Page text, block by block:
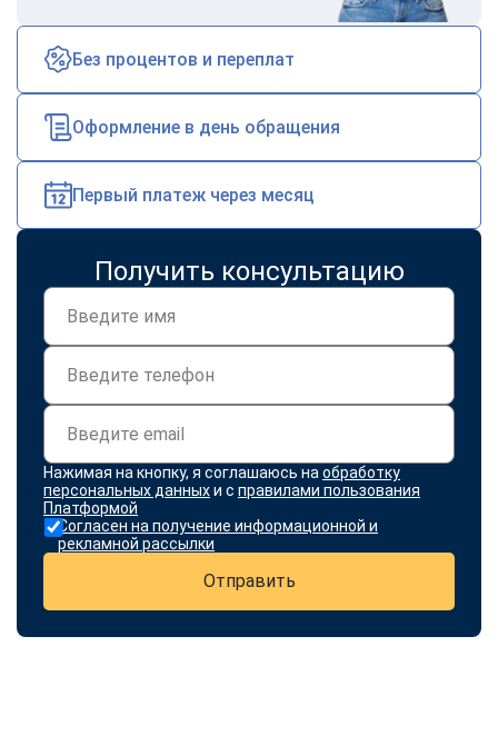
Без процентов и переплат
Оформление в день обращения
Первый платеж через месяц
Получить консультацию
Нажимая на кнопку, я соглашаюсь на обработку
персональных данныхи с правилами пользования
Платформой
Согласен на получение информационной и
рекламной рассылки
Отправить